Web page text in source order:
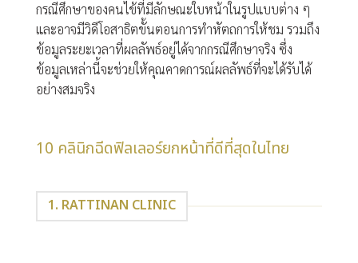
กรณีศึกษาของคนไข้ที่มีลักษณะใบหน้าในรูปแบบต่าง ๆ
และอาจมีวิดีโอสาธิตขั้นตอนการทำหัตถการให้ชม รวมถึง
ข้อมูลระยะเวลาที่ผลลัพธ์อยู่ได้จากกรณีศึกษาจริง ซึ่ง
ข้อมูลเหล่านี้จะช่วยให้คุณคาดการณ์ผลลัพธ์ที่จะได้รับได้
อย่างสมจริง
10 คลินิกฉีดฟิลเลอร์ยกหน้าที่ดีที่สุดในไทย
1. RATTINAN CLINIC